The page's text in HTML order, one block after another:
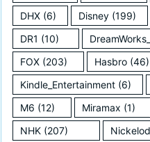
DHX (6) Disney(199)
DR1 (10)
FOX (203) Hasbro(46)
Kindle_Entertainment (6)
M6 (12) Miramax (1)
NHK (207)